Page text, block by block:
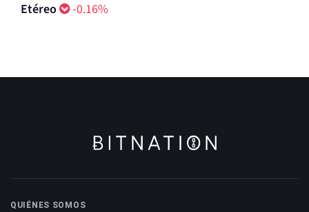
Etéreo -0.16%
QUIÉNES SOMOS